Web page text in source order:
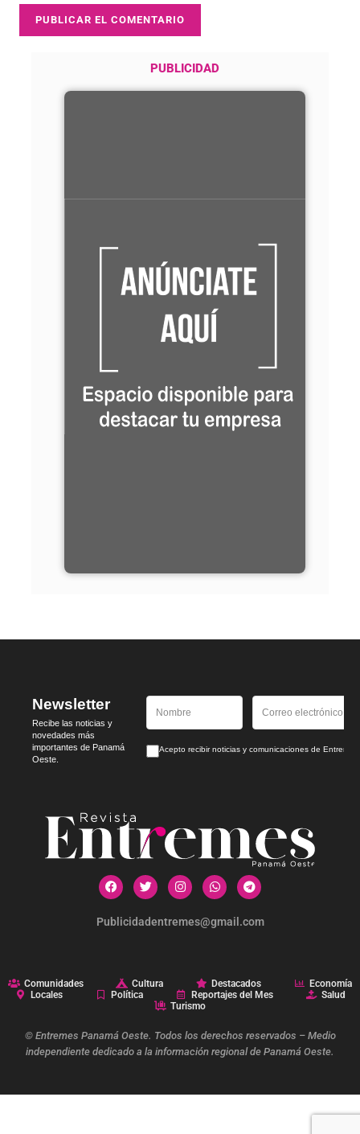
PUBLICIDAD
Newsletter
Recibe las noticias y
novedades más
importantes de Panamá
Oeste.
Acepto recibir noticias y comunicaciones de
Publicidadentremes@gmail.com
Comunidades Cultura Destacados
Economía
Locales
Política Reportajes del Mes
Salud
Turismo
© Entremes Panamá Oeste. Todos los derechos reservados – Medio
independiente dedicado a la información regional de Panamá Oeste.